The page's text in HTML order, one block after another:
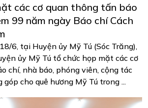
các cơ quan thông tấn báo
99 năm ngày Báo chí Cách
6, tại Huyện ủy Mỹ Tú (Sóc Trăng),
ủy Mỹ Tú tổ chức họp mặt các cơ
chí, nhà báo, phóng viên, cộng tác
cho quê hương Mỹ Tú trong ...